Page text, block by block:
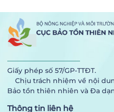
Giấy phép số 57/GP-TTĐT.
Chịu trách nhiệm về nội
Bảo tồn thiên nhiên và Đa
Thông tin liên hệ